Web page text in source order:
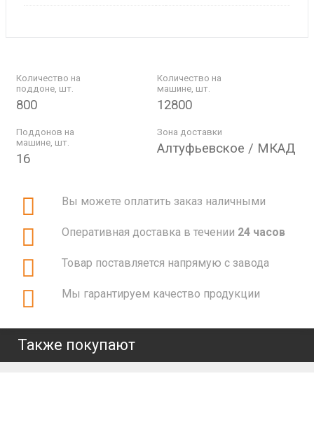
Количество на
поддоне, шт.
800
Количество на
машине, шт.
12800
Поддонов на
машине, шт.
16
Зона доставки
Алтуфьевское / МКАД
Вы можете оплатить заказ наличными
Оперативная доставка в течении 24 часов
Товар поставляется напрямую с завода
Мы гарантируем качество продукции
Также покупают